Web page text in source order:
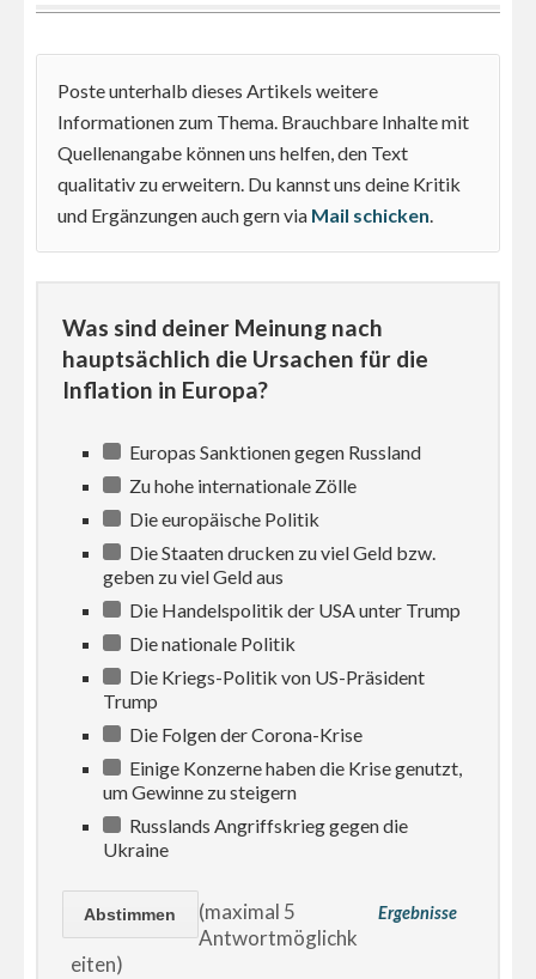
Poste unterhalb dieses Artikels weitere
Informationen zum Thema. Brauchbare Inhalte mit
Quellenangabe können uns helfen, den Text
qualitativ zu erweitern. Du kannst uns deine Kritik
und Ergänzungen auch gern via Mail schicken.
Was sind deiner Meinung nach
hauptsächlich die Ursachen für die
Inflation in Europa?
Europas Sanktionen gegen Russland
Zu hohe internationale Zölle
Die europäische Politik
Die Staaten drucken zu viel Geld bzw.
geben zu viel Geld aus
Die Handelspolitik der USA unter Trump
Die nationale Politik
Die Kriegs-Politik von US-Präsident
Trump
Die Folgen der Corona-Krise
Einige Konzerne haben die Krise genutzt,
um Gewinne zu steigern
Russlands Angriffskrieg gegen die
Ukraine
Ergebnisse
(maximal 5
Antwortmöglichk
eiten)